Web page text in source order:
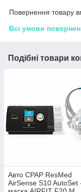
Повернення товару
Всі умови
Подібні товари
Авто CPAP ResMed
AirSense S10 AutoSet